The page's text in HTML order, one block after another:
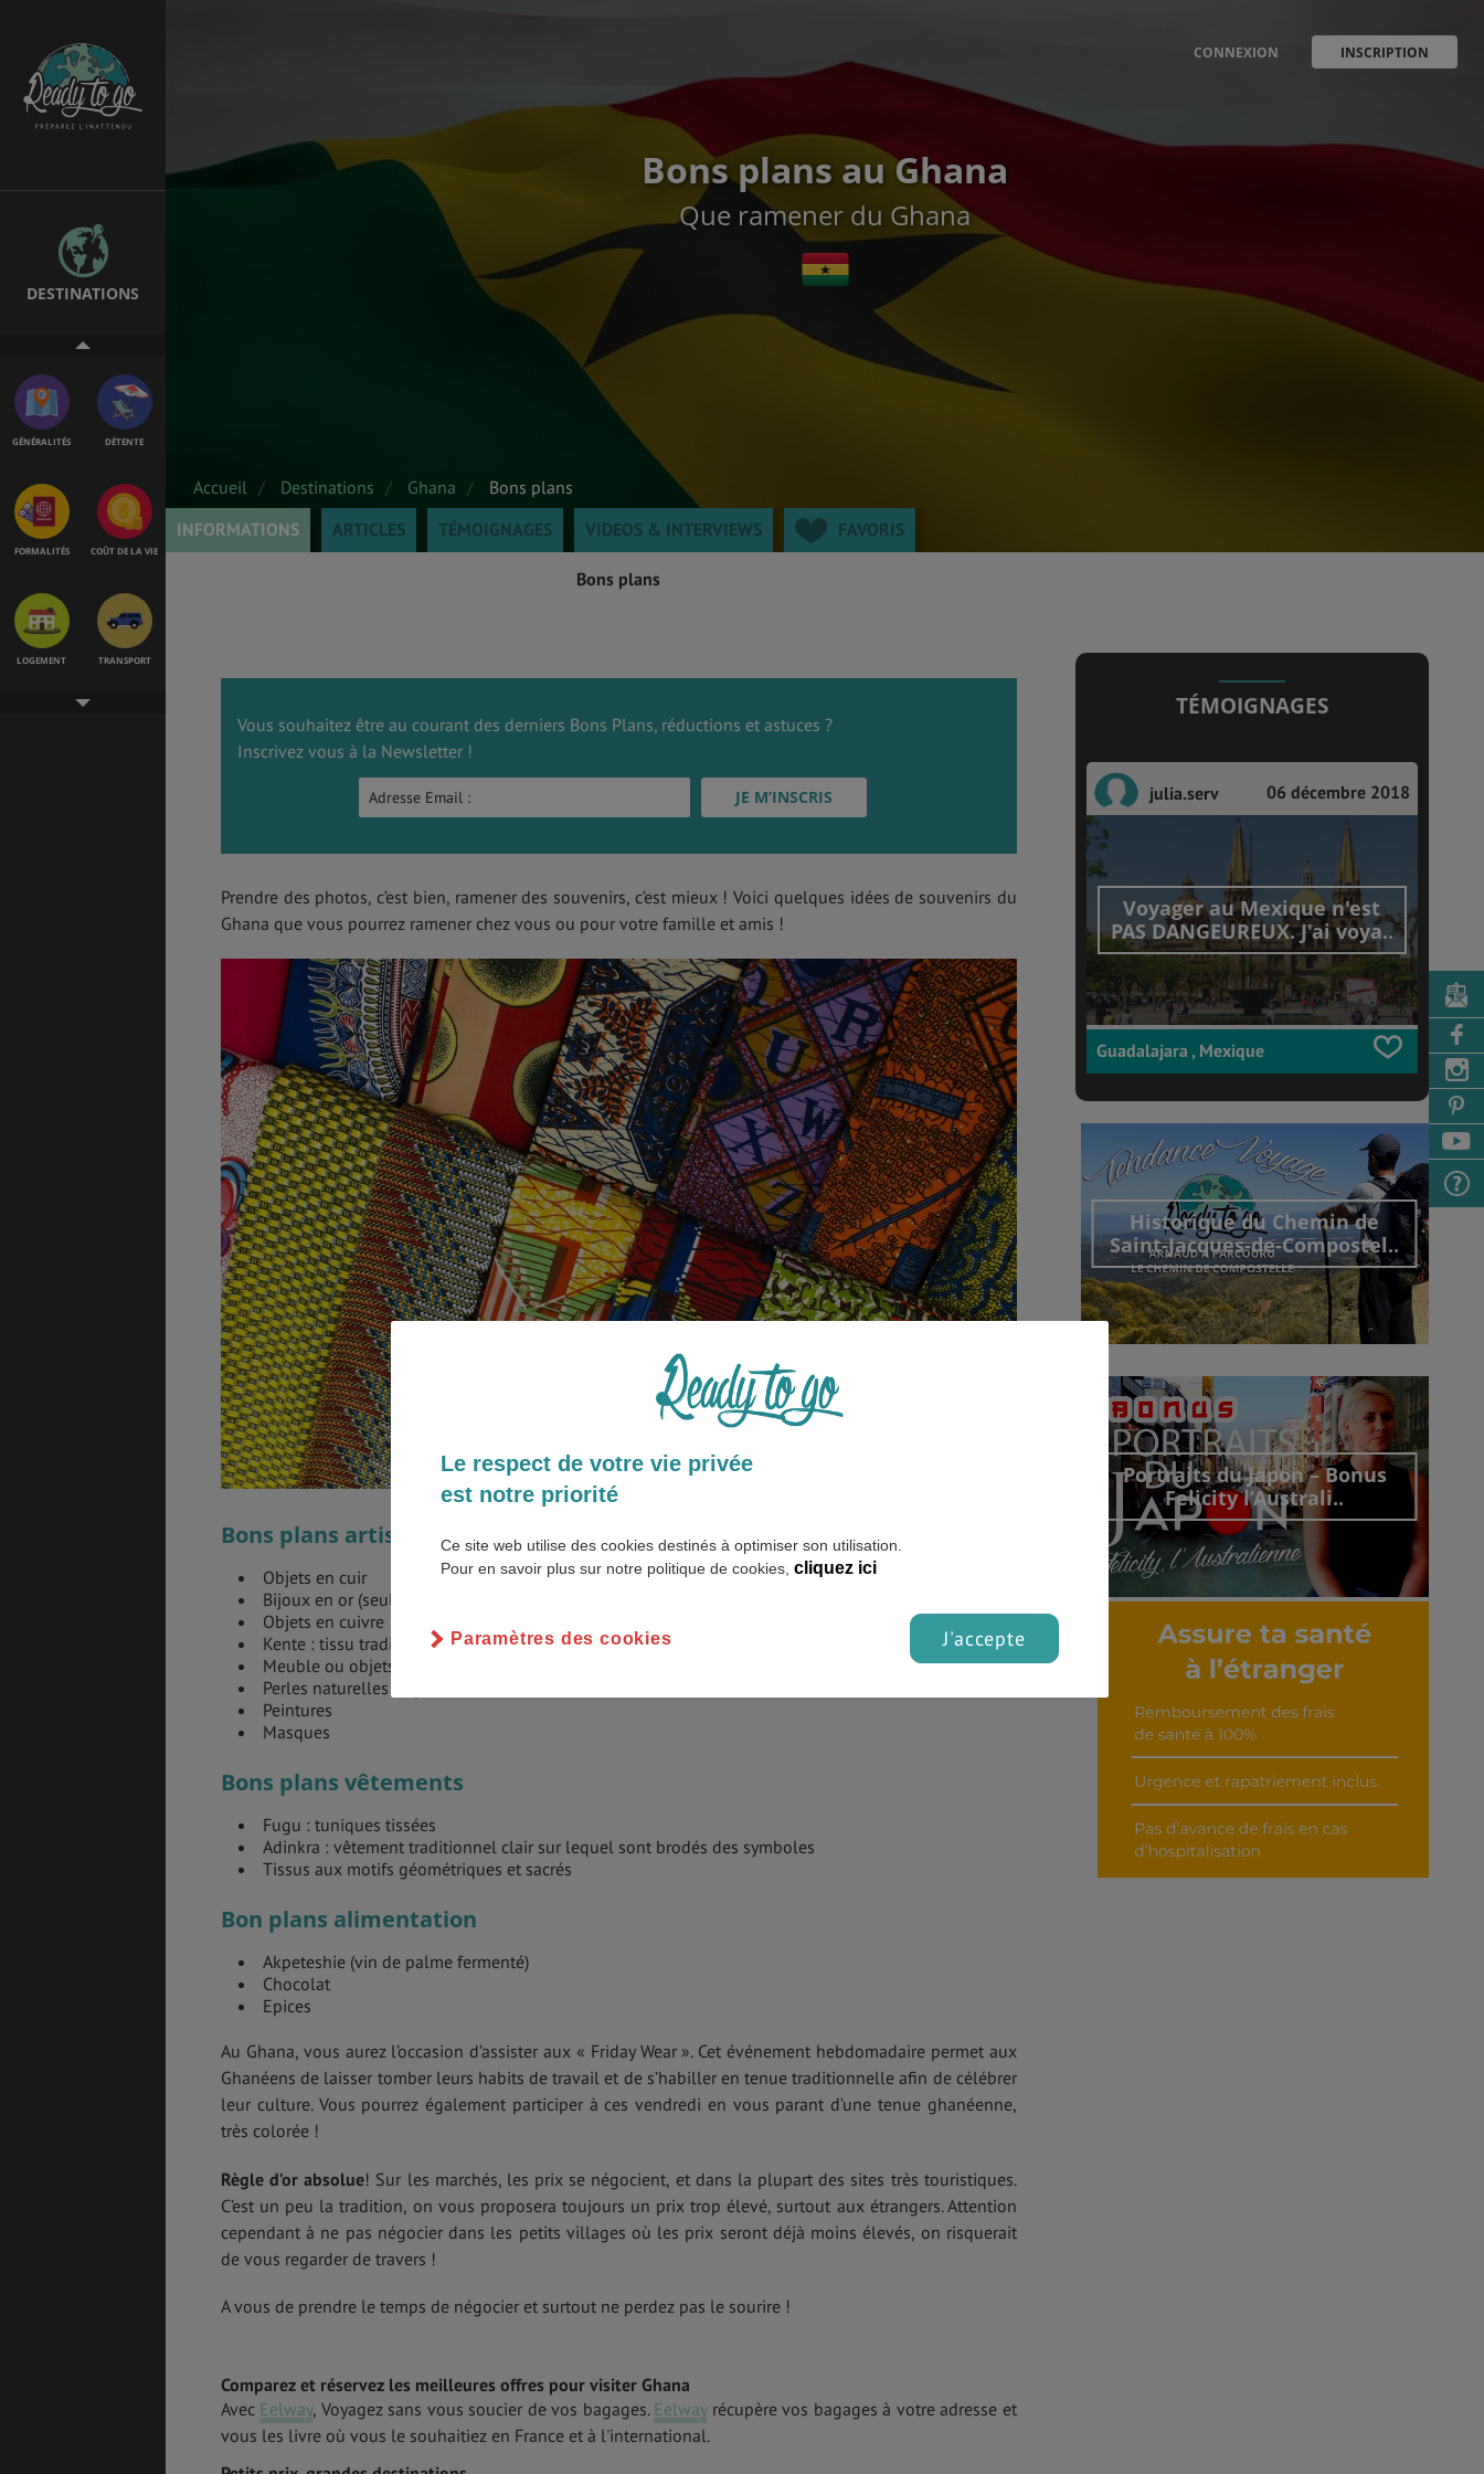
DESTINATIONS
SANTÉ &
SÉCURITÉ
ÉTUDES
GÉNÉRALITÉS DÉTENTE
FORMALITÉS COÛT DE LA VIE
LOGEMENT TRANSPORT
CONNEXION INSCRIPTION
Bons plans au Ghana
Que ramener du Ghana
Accueil Destinations Ghana
Bons plans
INFORMATIONS
ARTICLES TÉMOIGNAGES VIDEOS & INTERVIEWS FAVORIS
Bons plans
Vous souhaitez être au courant des derniers Bons Plans, réductions et astuces ?
Inscrivez vous à la Newsletter !
Prendre des photos, c’est bien, ramener des souvenirs, c’est mieux ! Voici quelques idées de souvenirs du
Ghana que vous pourrez ramener chez vous ou pour votre famille et amis !
Bons plans artisanat
Objets en cuir
Bijoux en or (seuls les bijoutiers sont autorisés à en vendre, éviter les vendeurs à la sauvette !)
Objets en cuivre
Kente : tissu traditionnel ashanti
Meuble ou objets en bois
Perles naturelles et graines
Peintures
Masques
Bons plans vêtements
Fugu : tuniques tissées
Adinkra : vêtement traditionnel clair sur lequel sont brodés des symboles
Tissus aux motifs géométriques et sacrés
Bon plans alimentation
Akpeteshie (vin de palme fermenté)
Chocolat
Epices
Au Ghana, vous aurez l’occasion d’assister aux « Friday Wear ». Cet événement hebdomadaire permet aux
Ghanéens de laisser tomber leurs habits de travail et de s’habiller en tenue traditionnelle afin de célébrer
leur culture. Vous pourrez également participer à ces vendredi en vous parant d’une tenue ghanéenne,
très colorée !
Règle d’or absolue! Sur les marchés, les prix se négocient, et dans la plupart des sites très touristiques.
C’est un peu la tradition, on vous proposera toujours un prix trop élevé, surtout aux étrangers. Attention
cependant à ne pas négocier dans les petits villages où les prix seront déjà moins élevés, on risquerait
de vous regarder de travers !
A vous de prendre le temps de négocier et surtout ne perdez pas le sourire !
Comparez et réservez les meilleures offres pour visiter Ghana
Avec Eelway, Voyagez sans vous soucier de vos bagages. Eelwayrécupère vos bagages à votre adresse et
vous les livre où vous le souhaitiez en France et à l'international.
TÉMOIGNAGES
julia.serv 06 décembre 2018
Voyager au Mexique n'est
PAS DANGEUREUX. J'ai voya..
Guadalajara , Mexique
Historique du Chemin de
Saint-Jacques-de-Compostel..
Découvrir cet interview
Portraits du Japon – Bonus
Felicity l’Australi..
Le respect de votre vie privée
est notre priorité
Ce site web utilise des cookies destinés à optimiser son utilisation.
Pour en savoir plus sur notre politique de cookies, cliquez ici
J'accepte
Paramètres des cookies